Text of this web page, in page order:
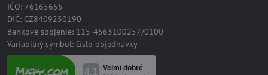
IČO: 76165655
DIČ: CZ8409250190
Bankové spojenie: 115-4563100257/0100
Variabilný symbol: číslo objednávky